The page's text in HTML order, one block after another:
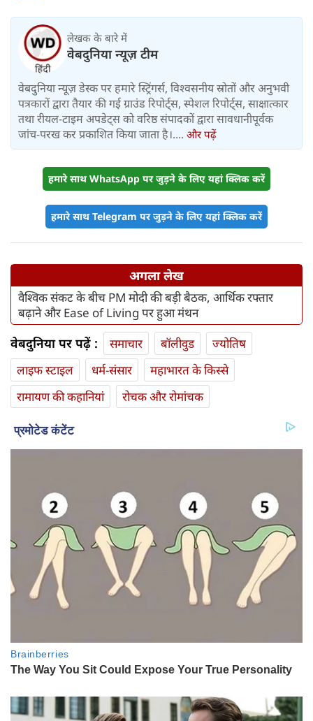
लेखक के बारे में
वेबदुनिया न्यूज़ टीम
वेबदुनिया न्यूज़ डेस्क पर हमारे स्ट्रिंगर्स, विश्वसनीय स्रोतों और अनुभवी
पत्रकारों द्वारा तैयार की गई ग्राउंड रिपोर्ट्स, स्पेशल रिपोर्ट्स, साक्षात्कार
तथा रीयल-टाइम अपडेट्स को वरिष्ठ संपादकों द्वारा सावधानीपूर्वक
जांच-परख कर प्रकाशित किया जाता है।.... और पढ़ें
हमारे साथ WhatsApp पर जुड़ने के लिए यहां क्लिक करें
हमारे साथ Telegram पर जुड़ने के लिए यहां क्लिक करें
अगला लेख
वैश्विक संकट के बीच PM मोदी की बड़ी बैठक, आर्थिक रफ्तार
बढ़ाने और Ease of Living पर हुआ मंथन
वेबदुनिया पर पढ़ें : समाचार बॉलीवुड
ज्योतिष
लाइफ स्‍टाइल
धर्म-संसार
महाभारत के किस्से
रामायण की कहानियां
रोचक और रोमांचक